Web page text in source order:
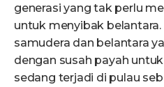
generasi yang tak perlu
untuk menyibak
samudera dan belantara
dengan susah payah
sedang terjadi di pulau